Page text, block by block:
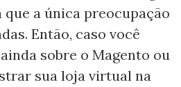
que a única preocupação
Então, caso você
sobre o Magento ou
sua loja virtual na